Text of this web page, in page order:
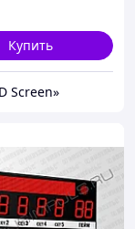
Купить
Screen»